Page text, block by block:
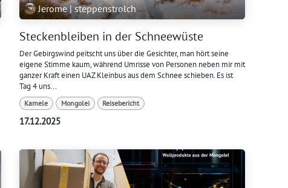
Jerome | steppenstrolch
Steckenbleiben in der Schneewüste
Der Gebirgswind peitscht uns über die Gesichter, man hört seine
eigene Stimme kaum, während Umrisse von Personen neben mir mit
ganzer Kraft einen UAZ Kleinbus aus dem Schnee schieben. Es ist
Tag 4 uns...
Kamele Mongolei Reisebericht
17.12.2025